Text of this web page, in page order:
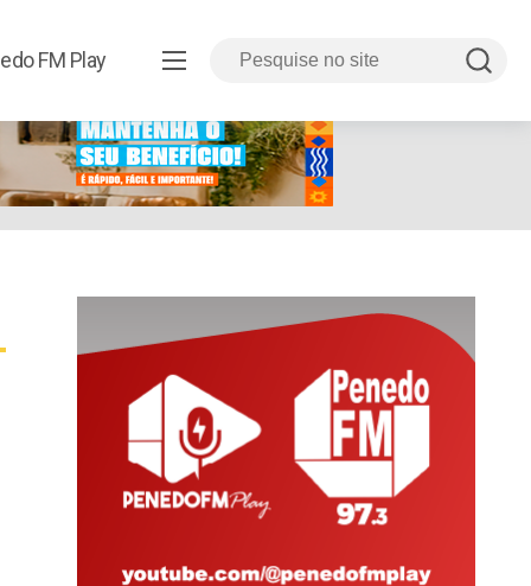
FM Play